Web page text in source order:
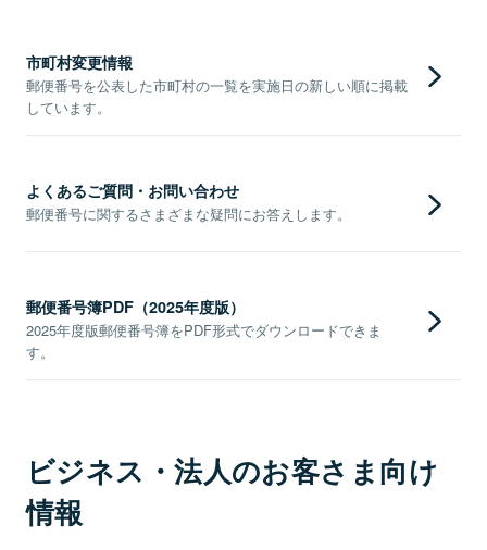
市町村変更情報
郵便番号を公表した市町村の一覧を実施日の新しい順に掲載
しています。
よくあるご質問・お問い合わせ
郵便番号に関するさまざまな疑問にお答えします。
郵便番号簿PDF（2025年度版）
2025年度版郵便番号簿をPDF形式でダウンロードできま
す。
ビジネス・法人のお客さま向け
情報